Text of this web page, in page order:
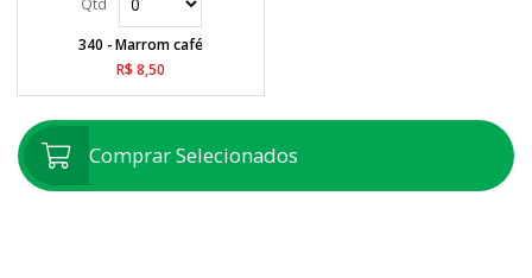
340 - Marrom café
R$ 8,50
Comprar Selecionados